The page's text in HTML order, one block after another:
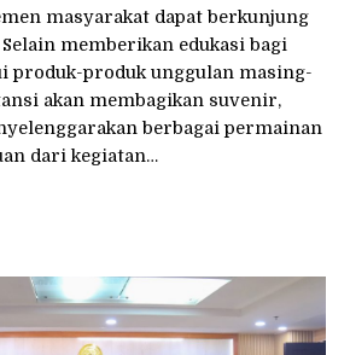
masyarakat dapat berkunjung
memberikan edukasi bagi
produk-produk unggulan masing-
akan membagikan suvenir,
berbagai permainan
dari kegiatan…